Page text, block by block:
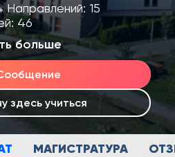
Направлений: 15
46
больше
здесь учиться
МАГИСТРАТУРА